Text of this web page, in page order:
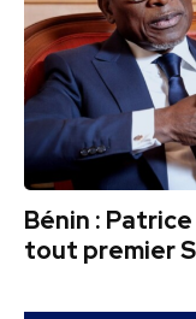
Bénin :
tout premier